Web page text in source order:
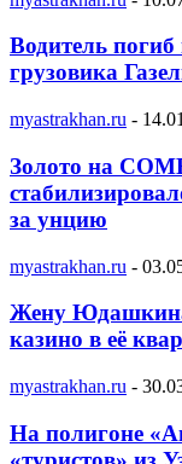
Водитель
грузовика
myastrakhan.ru -
Золото на
за унцию
myastrakhan.ru -
Жену Юдашкина
казино в её
myastrakhan.ru -
На полигоне